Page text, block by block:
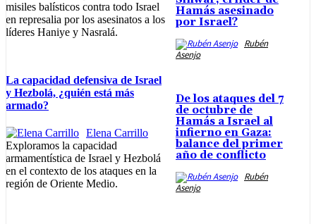
misiles balísticos contra todo Israel
en represalia por los asesinatos a los
líderes Haniye y Nasralá.
La capacidad defensiva de Israel
y Hezbolá, ¿quién está más
armado?
Elena Carrillo
Exploramos la capacidad
armamentística de Israel y Hezbolá
en el contexto de los ataques en la
región de Oriente Medio.
Hamás asesinado
por Israel?
Rubén
Asenjo
De los ataques del 7
de octubre de
Hamás a Israel al
infierno en Gaza:
balance del primer
año de conflicto
Rubén
Asenjo